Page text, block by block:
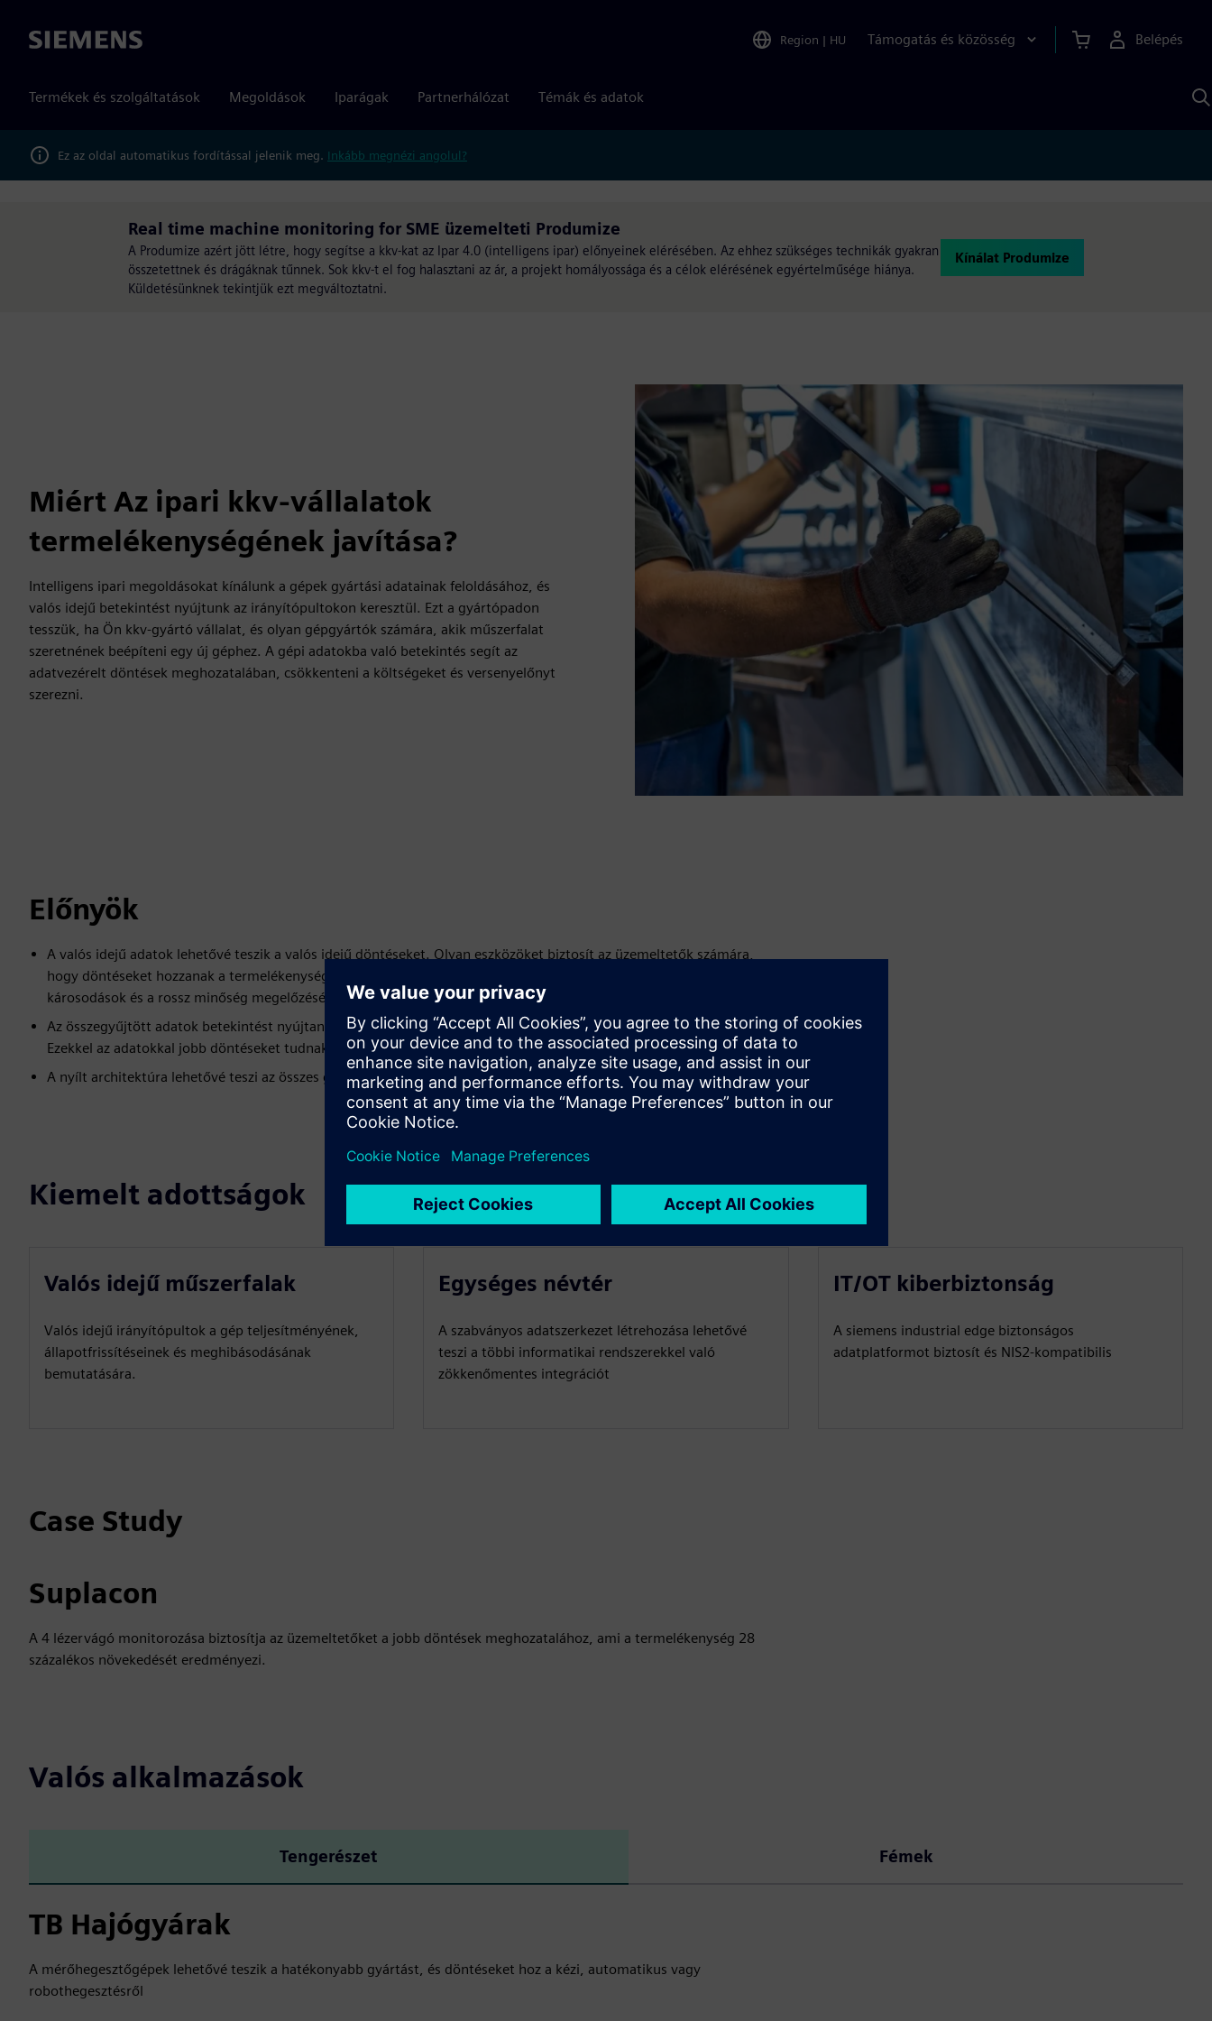
Siemens Region | HU Támogatás és közösség Belépés
Termékek és szolgáltatások Megoldások Iparágak Partnerhálózat Témák és adatok
Ez az oldal automatikus fordítással jelenik meg. Inkább megnézi angolul?
Real time machine monitoring for SME üzemelteti Produmize
A Produmize azért jött létre, hogy segítse a kkv-kat az Ipar 4.0 (intelligens ipar) előnyeinek elérésében. Az ehhez szükséges technikák gyakran
összetettnek és drágáknak tűnnek. Sok kkv-t el fog halasztani az ár, a projekt homályossága és a célok elérésének egyértelműsége hiánya.
Küldetésünknek tekintjük ezt megváltoztatni.
Kínálat Produmize
Miért Az ipari kkv-vállalatok
termelékenységének javítása?
Intelligens ipari megoldásokat kínálunk a gépek gyártási adatainak feloldásához, és
valós idejű betekintést nyújtunk az irányítópultokon keresztül. Ezt a gyártópadon
tesszük, ha Ön kkv-gyártó vállalat, és olyan gépgyártók számára, akik műszerfalat
szeretnének beépíteni egy új géphez. A gépi adatokba való betekintés segít az
adatvezérelt döntések meghozatalában, csökkenteni a költségeket és versenyelőnyt
szerezni.
Előnyök
A valós idejű adatok lehetővé teszik a valós idejű döntéseket. Olyan eszközöket biztosít az üzemeltetők számára,
hogy döntéseket hozzanak a termelékenység javítására, valamint a termelési kapacitás szükségtelen elvesztésének, a
károsodások és a rossz minőség megelőzésére.
Az összegyűjtött adatok betekintést nyújtanak a vezetőségnek abban, hogy mi történik valójában a gépekben.
Ezekkel az adatokkal jobb döntéseket tudnak hozni, jobb tervezés, jobb költségszámítás stb. létrehozásával.
A nyílt architektúra lehetővé teszi az összes gép és szoftvermegoldás integrálását egyetlen adatplatformba.
Kiemelt adottságok
Valós idejű műszerfalak
Valós idejű irányítópultok a gép teljesítményének,
állapotfrissítéseinek és meghibásodásának
bemutatására.
Egységes névtér
A szabványos adatszerkezet létrehozása lehetővé
teszi a többi informatikai rendszerekkel való
zökkenőmentes integrációt
IT/OT kiberbiztonság
A siemens industrial edge biztonságos
adatplatformot biztosít és NIS2-kompatibilis
Case Study
Suplacon
A 4 lézervágó monitorozása biztosítja az üzemeltetőket a jobb döntések meghozatalához, ami a termelékenység 28
százalékos növekedését eredményezi.
Valós alkalmazások
Tengerészet Fémek
TB Hajógyárak
A mérőhegesztőgépek lehetővé teszik a hatékonyabb gyártást, és döntéseket hoz a kézi, automatikus vagy
robothegesztésről